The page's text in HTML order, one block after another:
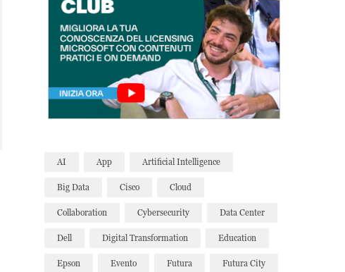
AI App Artificial Intelligence
Big Data Cisco Cloud
Collaboration Cybersecurity Data Center
Dell Digital Transformation Education
Epson Evento Futura Futura City